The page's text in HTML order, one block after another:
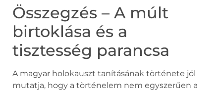
Összegzés – A múlt
birtoklása és a
tisztesség parancsa
A magyar holokauszt tanításának története jól
mutatja, hogy a történelem nem egyszerűen a